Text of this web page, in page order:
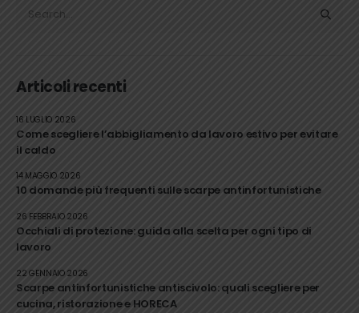
Articoli recenti
Come scegliere l’abbigliamento da lavoro estivo per evitare
il caldo
16 LUGLIO 2026
10 domande più frequenti sulle scarpe antinfortunistiche
14 MAGGIO 2026
Occhiali di protezione: guida alla scelta per ogni tipo di
lavoro
26 FEBBRAIO 2026
Scarpe antinfortunistiche antiscivolo: quali scegliere per
cucina, ristorazione e HORECA
22 GENNAIO 2026